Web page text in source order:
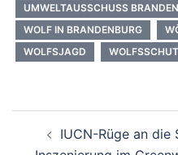
UMWELTAUSSCHUSS
WOLF IN BRANDENBURG
WOLFSJAGD
IUCN-Rüge an die